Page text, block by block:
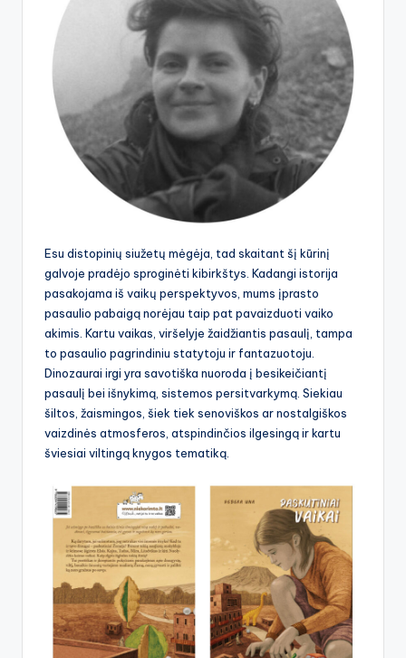
Esu distopinių siužetų mėgėja, tad skaitant šį kūrinį
galvoje pradėjo sproginėti kibirkštys. Kadangi istorija
pasakojama iš vaikų perspektyvos, mums įprasto
pasaulio pabaigą norėjau taip pat pavaizduoti vaiko
akimis. Kartu vaikas, viršelyje žaidžiantis pasaulį, tampa
to pasaulio pagrindiniu statytoju ir fantazuotoju.
Dinozaurai irgi yra savotiška nuoroda į besikeičiantį
pasaulį bei išnykimą, sistemos persitvarkymą. Siekiau
šiltos, žaismingos, šiek tiek senoviškos ar nostalgiškos
vaizdinės atmosferos, atspindinčios ilgesingą ir kartu
šviesiai viltingą knygos tematiką.